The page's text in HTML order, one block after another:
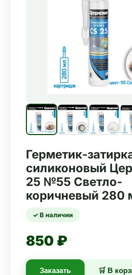
Герметик-
силиконовый
25 №55 Светло-
коричневый 280
✓ В наличии
850 ₽
Заказать 🛒 В